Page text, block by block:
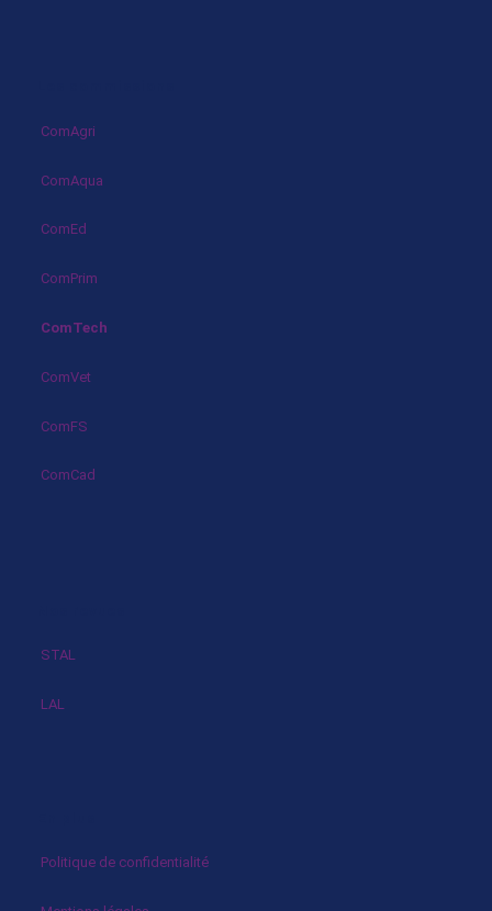
ComAgri
ComAqua
ComEd
ComPrim
ComTech
ComVet
ComFS
ComCad
STAL
LAL
Politique de confidentialité